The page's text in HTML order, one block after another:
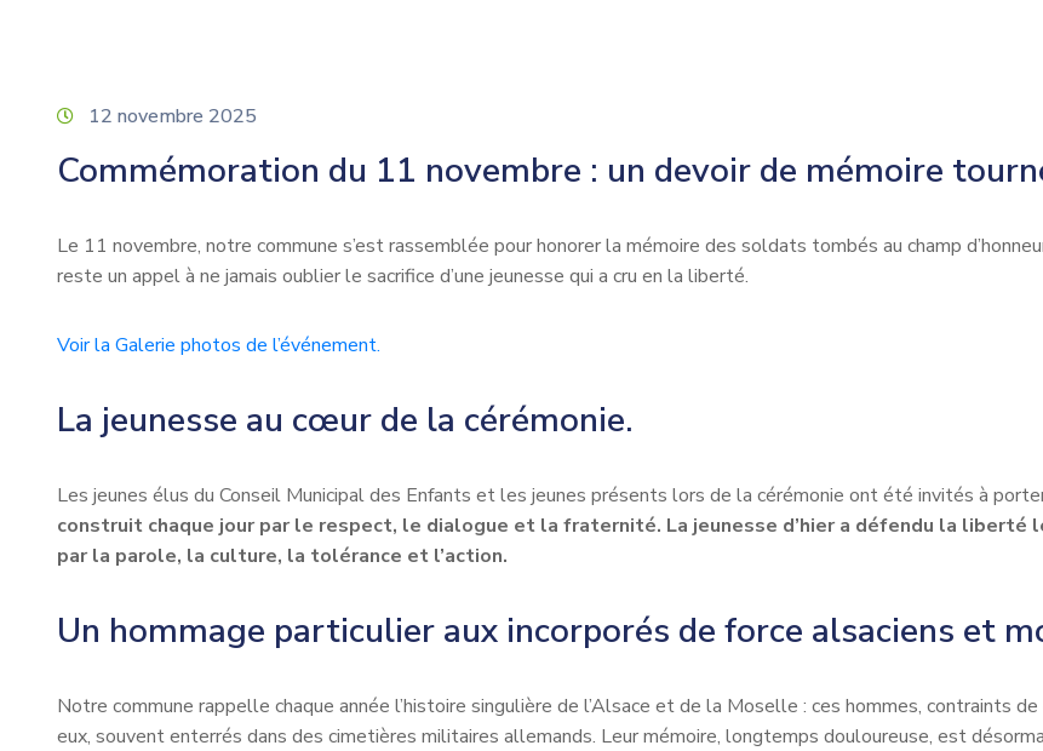
12 novembre 2025
Commémoration du 11 novembre : un devoir de mémoire
Le 11 novembre, notre commune s’est rassemblée pour honorer la mémoire des soldats tombés au champ
reste un appel à ne jamais oublier le sacrifice d’une jeunesse qui a cru en la liberté.
Voir la Galerie photos de l’événement.
La jeunesse au cœur de la cérémonie.
Les jeunes élus du Conseil Municipal des Enfants et les jeunes présents lors de la cérémonie ont été invités à
construit chaque jour par le respect, le dialogue et la fraternité. La jeunesse d’hier a défendu la liberté
par la parole, la culture, la tolérance et l’action.
Un hommage particulier aux incorporés de force alsaciens et
Notre commune rappelle chaque année l’histoire singulière de l’Alsace et de la Moselle : ces hommes, contraints
eux, souvent enterrés dans des cimetières militaires allemands. Leur mémoire, longtemps douloureuse, est